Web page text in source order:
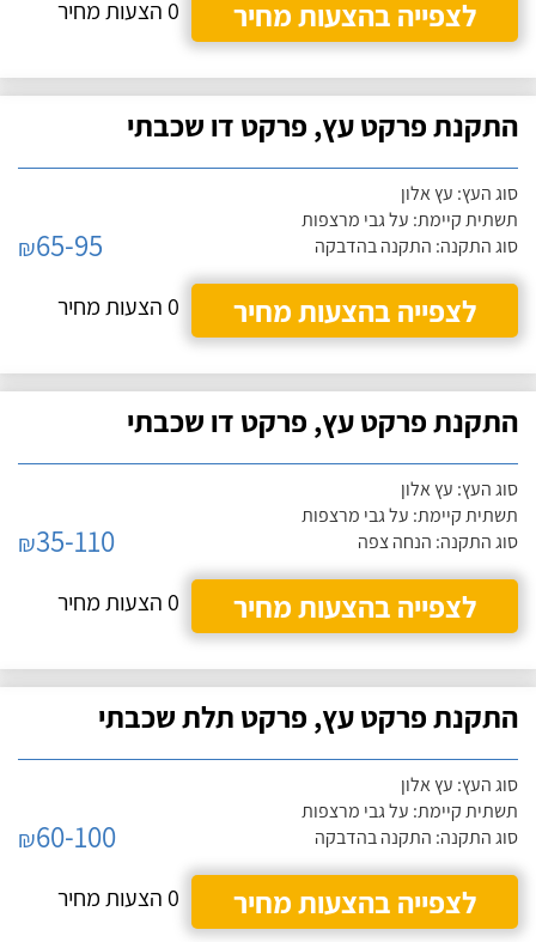
לצפייה בהצעות מחיר
0 הצעות מחיר
התקנת פרקט עץ, פרקט דו שכבתי
סוג העץ: עץ אלון
תשתית קיימת: על גבי מרצפות
סוג התקנה: התקנה בהדבקה
₪65-95
לצפייה בהצעות מחיר
0 הצעות מחיר
התקנת פרקט עץ, פרקט דו שכבתי
סוג העץ: עץ אלון
תשתית קיימת: על גבי מרצפות
סוג התקנה: הנחה צפה
₪35-110
לצפייה בהצעות מחיר
0 הצעות מחיר
התקנת פרקט עץ, פרקט תלת שכבתי
סוג העץ: עץ אלון
תשתית קיימת: על גבי מרצפות
סוג התקנה: התקנה בהדבקה
₪60-100
לצפייה בהצעות מחיר
0 הצעות מחיר